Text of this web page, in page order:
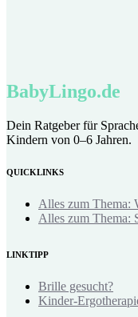
BabyLingo.de
Dein Ratgeber für
Kindern von 0–6 Jahren.
QUICKLINKS
Alles zum Thema:
Alles zum Thema:
LINKTIPP
Brille gesucht?
Kinder-